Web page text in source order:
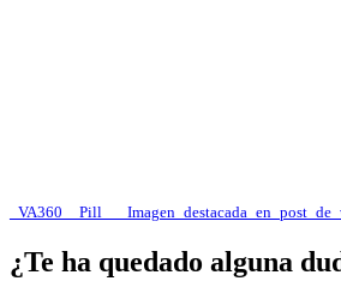
¿Te ha quedado alguna